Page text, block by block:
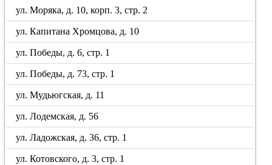
ул. Моряка, д. 10, корп. 3, стр. 2
ул. Капитана Хромцова, д. 10
ул. Победы, д. 6, стр. 1
ул. Победы, д. 73, стр. 1
ул. Мудьюгская, д. 11
ул. Лодемская, д. 56
ул. Ладожская, д. 36, стр. 1
ул. Котовского, д. 3, стр. 1